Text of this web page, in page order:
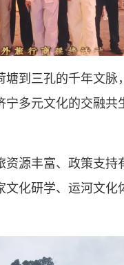
到三孔的千年文
多元文化的交融
源丰富、政策支
化研学、运河文